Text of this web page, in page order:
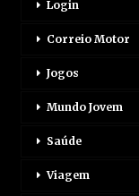
Login
Correio Motor
Jogos
Mundo Jovem
Saúde
Viagem